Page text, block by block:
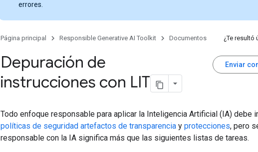
errores.
Página principal Responsible Generative AI Toolkit Documentos ¿Te resultó
Enviar
Depuración de
instrucciones con LIT
Todo enfoque responsable para aplicar la Inteligencia Artificial (IA) debe
políticas de seguridad artefactos de transparencia y protecciones, pero
responsable con la IA significa más que las siguientes listas de tareas.